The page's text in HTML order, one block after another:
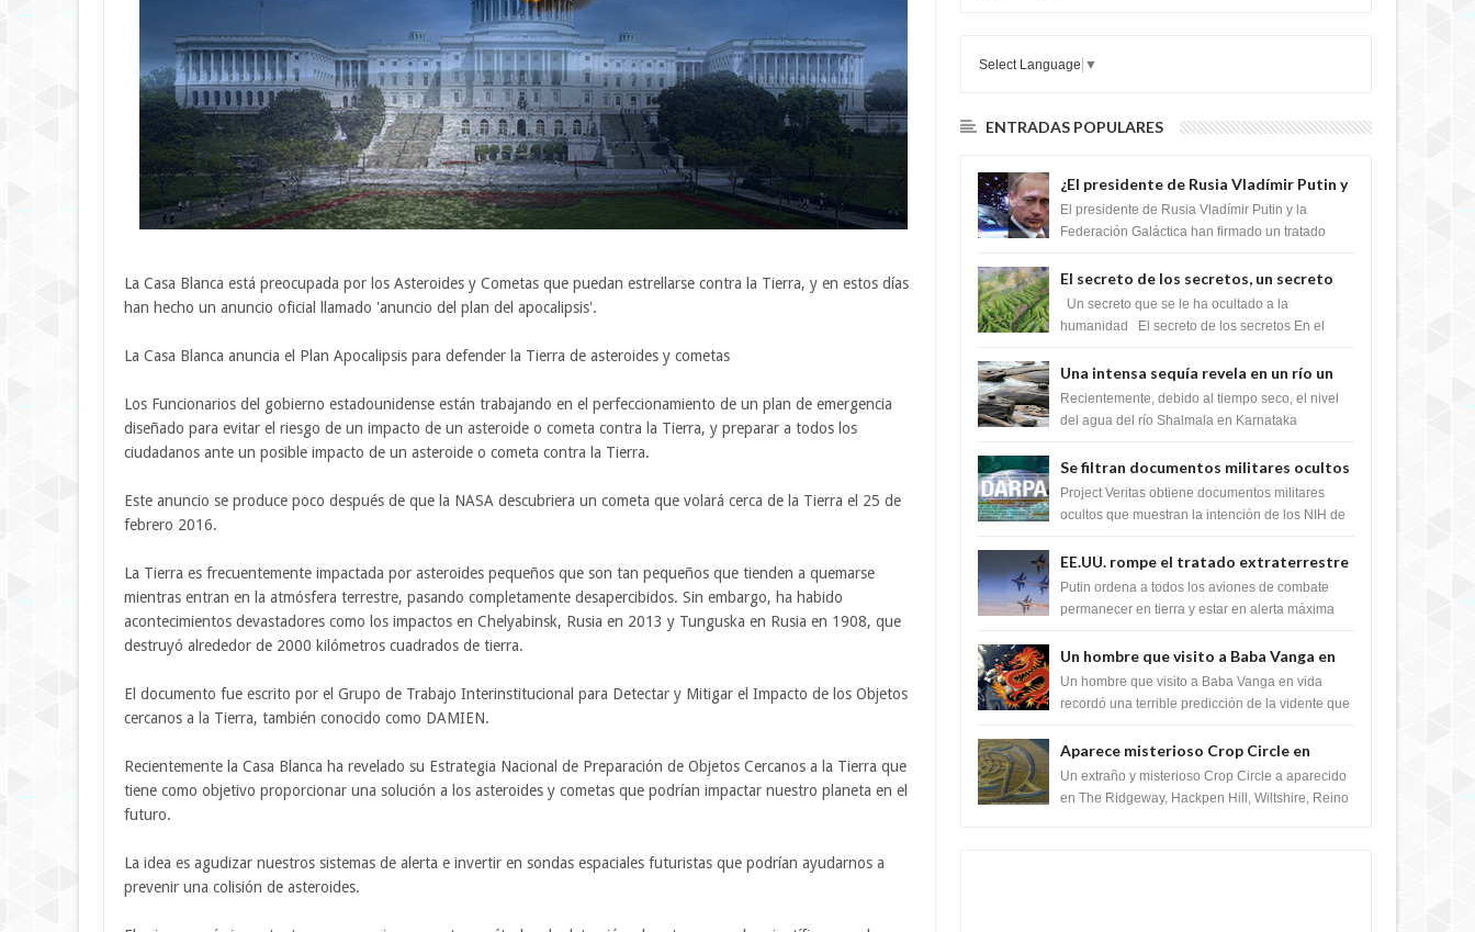
La Casa Blanca está preocupada por los Asteroides y Cometas que puedan estrellarse contra la Tierra, y en estos días
han hecho un anuncio oficial llamado 'anuncio del plan del apocalipsis'.
La Casa Blanca anuncia el Plan Apocalipsis para defender la Tierra de asteroides y cometas
Los Funcionarios del gobierno estadounidense están trabajando en el perfeccionamiento de un plan de emergencia
diseñado para evitar el riesgo de un impacto de un asteroide o cometa contra la Tierra, y preparar a todos los
ciudadanos ante un posible impacto de un asteroide o cometa contra la Tierra.
Este anuncio se produce poco después de que la NASA descubriera un cometa que volará cerca de la Tierra el 25 de
febrero 2016.
La Tierra es frecuentemente impactada por asteroides pequeños que son tan pequeños que tienden a quemarse
mientras entran en la atmósfera terrestre, pasando completamente desapercibidos. Sin embargo, ha habido
acontecimientos devastadores como los impactos en Chelyabinsk, Rusia en 2013 y Tunguska en Rusia en 1908, que
destruyó alrededor de 2000 kilómetros cuadrados de tierra.
El documento fue escrito por el Grupo de Trabajo Interinstitucional para Detectar y Mitigar el Impacto de los Objetos
cercanos a la Tierra, también conocido como DAMIEN.
Recientemente la Casa Blanca ha revelado su Estrategia Nacional de Preparación de Objetos Cercanos a la Tierra que
tiene como objetivo proporcionar una solución a los asteroides y cometas que podrían impactar nuestro planeta en el
futuro.
La idea es agudizar nuestros sistemas de alerta e invertir en sondas espaciales futuristas que podrían ayudarnos a
prevenir una colisión de asteroides.
Select Language ▼
ENTRADAS POPULARES
¿El presidente de Rusia Vladímir Putin y
la Federación Galactica han firmado un
tratado para acabar con los Sionistas?
El presidente de Rusia Vladímir Putin y la
Federación Galáctica han firmado un tratado
Si...
El secreto de los secretos, un secreto
que cambiaría por completo el destino
de la humanidad
Un secreto que se le ha ocultado a la
humanidad El secreto de los secretos En el
m...
Una intensa sequía revela en un río un
impresionante hallazgo de miles de
Shiva Lingas
Recientemente, debido al tiempo seco, el nivel
del agua del río Shalmala en Karnataka
Shiv...
Se filtran documentos militares ocultos
que muestran la intención de los NIH de
crear el SARS-CoV-2, utilizando la
Project Veritas obtiene documentos militares
ocultos que muestran la intención de los NIH de
EE.UU. rompe el tratado extraterrestre
y se prepara para destruir el misterioso
satélite "Caballero Negro"
Putin ordena a todos los aviones de combate
permanecer en tierra y estar en alerta máxima
el ...
Un hombre que visito a Baba Vanga en
vida recordó la terrible predicción de la
vidente para febrero de 2022.
Un hombre que visito a Baba Vanga en vida
recordó una terrible predicción de la vidente que
pron...
Aparece misterioso Crop Circle en
Reino Unido 23 de junio 2016
Un extraño y misterioso Crop Circle a aparecido
en The Ridgeway, Hackpen Hill, Wiltshire, Reino